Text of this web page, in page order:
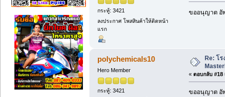
กระทู้: 3421
ลงประกาศ โพสสินค้าให้ติดหน้า
แรก
ขออนุญาต อั
polychemicals10
Hero Member
กระทู้: 3421
Re: โร
« ตอบกลับ #18
ขออนุญาต อั